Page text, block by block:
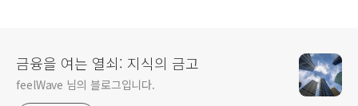
금융을 여는 열쇠: 지식의 금고
feelWave 님의 블로그입니다.